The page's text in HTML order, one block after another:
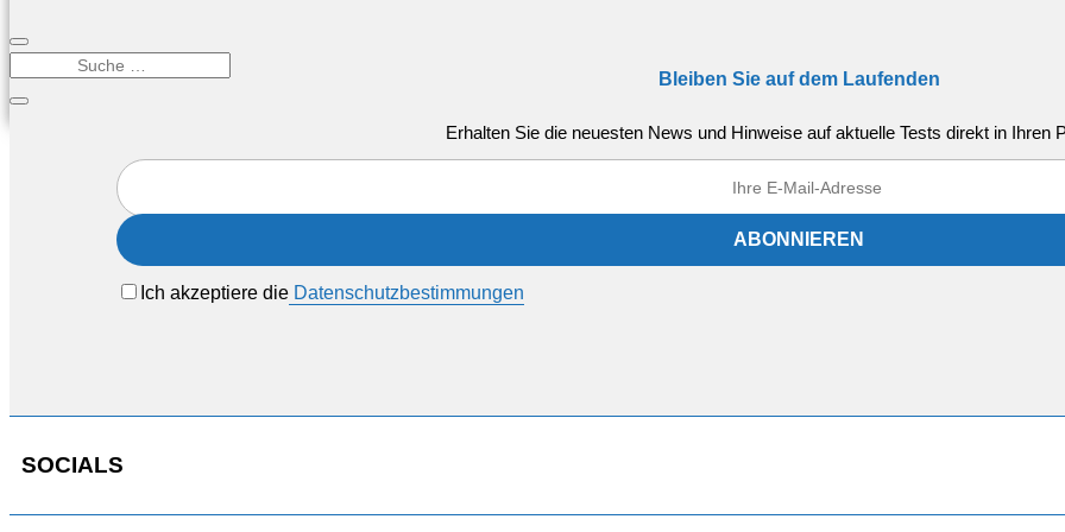
Bleiben Sie auf dem Laufenden
Erhalten Sie die neuesten News und Hinweise auf aktuelle Tests direkt in Ihren
Ich akzeptiere die Datenschutzbestimmungen
SOCIALS